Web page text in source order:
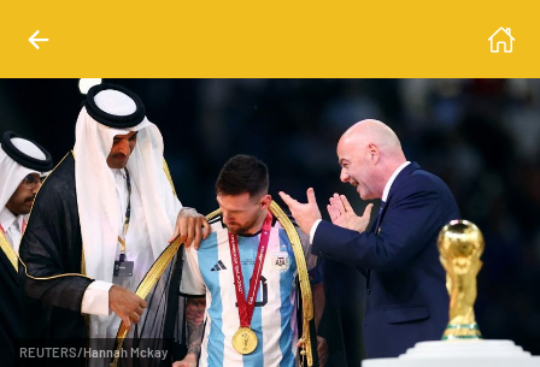
REUTERS/Hannah Mckay